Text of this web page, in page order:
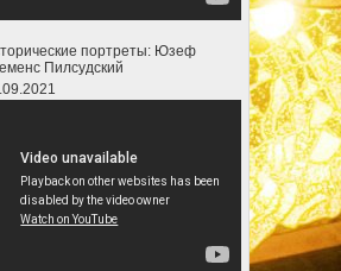
портреты: Юзеф
Пилсудский